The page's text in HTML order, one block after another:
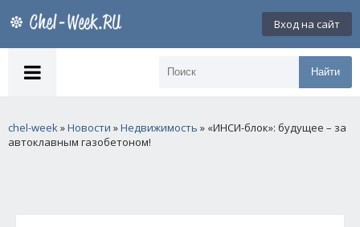
Вход на сайт
Найти
chel-week»Новости »Недвижимость » «ИНСИ-блок»: будущее – за
автоклавным газобетоном!